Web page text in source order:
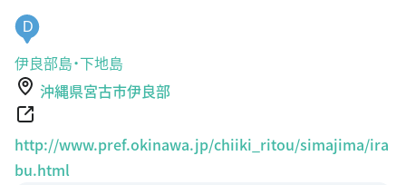
D
伊良部島・下地島
沖縄県宮古市伊良部
http://www.pref.okinawa.jp/chiiki_ritou/simajima/ira
bu.html